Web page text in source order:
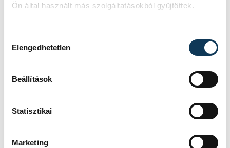
Ön által használt más szolgáltatásokból gyűjtöttek.
Elengedhetetlen
Beállítások
Statisztikai
Marketing
sport szabadidősport
futás